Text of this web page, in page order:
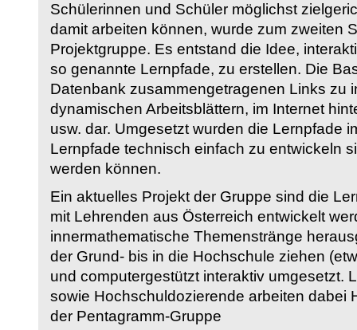
Schülerinnen und Schüler möglichst
damit arbeiten können, wurde zum zweiten
Projektgruppe. Es entstand die Idee,
so genannte Lernpfade, zu erstellen. Die
Datenbank zusammengetragenen Links zu
dynamischen Arbeitsblättern, im Internet
usw. dar. Umgesetzt wurden die Lernpfade
Lernpfade technisch einfach zu entwickeln
werden können.
Ein aktuelles Projekt der Gruppe sind die
mit Lehrenden aus Österreich entwickelt
innermathematische Themenstränge
der Grund- bis in die Hochschule ziehen
und computergestützt interaktiv umgesetzt.
sowie Hochschuldozierende arbeiten dabei
der Pentagramm-Gruppe